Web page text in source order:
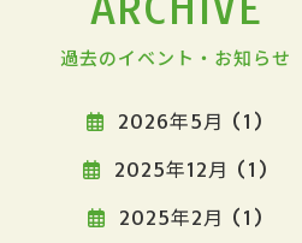
過去のイベント・お知らせ
2026年5月 (1)
2025年12月 (1)
2025年2月 (1)